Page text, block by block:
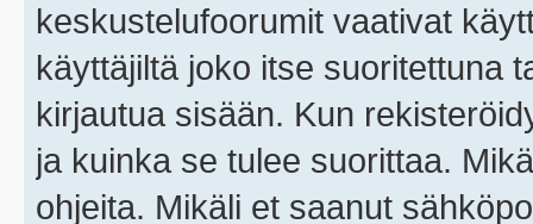
keskustelufoorumit vaativat
käyttäjiltä joko itse suoritettuna
kirjautua sisään. Kun
ja kuinka se tulee suorittaa.
ohjeita. Mikäli et saanut